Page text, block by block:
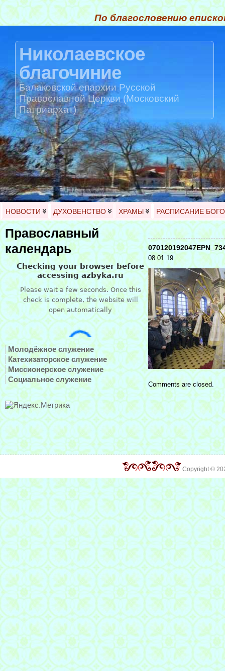
По благословению
Николаевское
благочиние
Балаковской епархии Русской
Православной Церкви (Московский
Патриархат)
НОВОСТИ ДУХОВЕНСТВО ХРАМЫ РАСПИСАНИЕ
Православный
календарь
Молодёжное служение
Катехизаторское служение
Миссионерское служение
Социальное служение
08.01.19
Comments are closed.
Copyright ©